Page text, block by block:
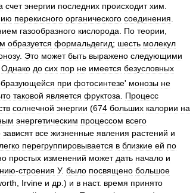
счет энергии последних происходит хим
перекисного органического соединения
газообразного кислорода По теории
образуется формальдегид; шесть молекул
. Это может быть выражено следующими
Однако до сих пор не имеется безусловных
при фотосинтезе' монозы не
таковой является фруктоза
Процесс
солнечной энергии (674 больших калории на
энергетическим процессом всего
зависят все жизненные явления растений и
легко перегруппировывается в близкие ей по
простых изменений может дать начало и
-строения У. было посвящено большое
Irvine и др .) и в наст. время принято